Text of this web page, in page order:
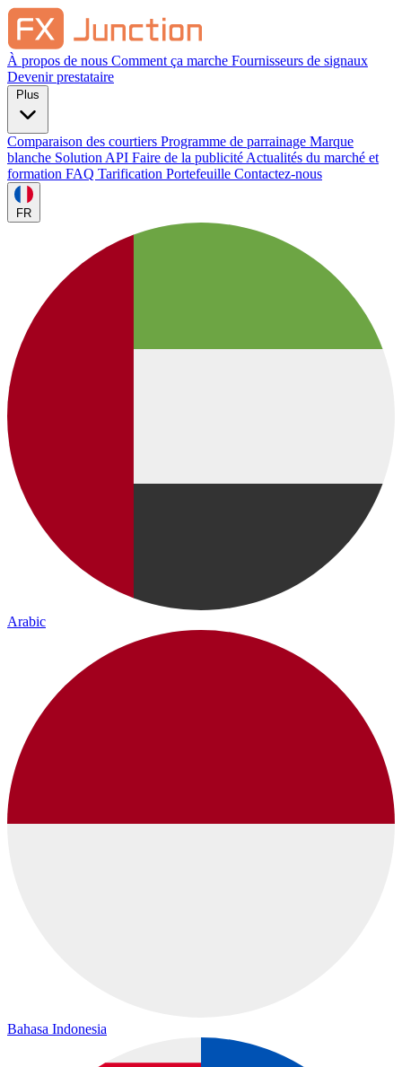
À propos de nous Comment ça marche Fournisseurs de signaux
Devenir prestataire
Comparaison des courtiers Programme de parrainage Marque
blanche Solution API Faire de la publicité Actualités du marché et
formation FAQ Tarification Portefeuille Contactez-nous
FR
Arabic
Bahasa Indonesia